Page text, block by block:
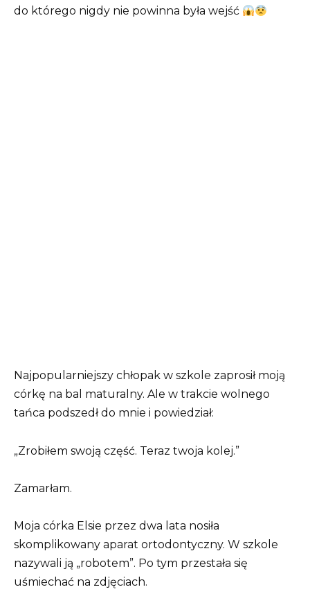
do którego nigdy nie powinna była wejść
Najpopularniejszy chłopak w szkole zaprosił moją
córkę na bal maturalny. Ale w trakcie wolnego
tańca podszedł do mnie i powiedział:
„Zrobiłem swoją część. Teraz twoja kolej.”
Zamarłam.
Moja córka Elsie przez dwa lata nosiła
skomplikowany aparat ortodontyczny. W szkole
nazywali ją „robotem”. Po tym przestała się
uśmiechać na zdjęciach.